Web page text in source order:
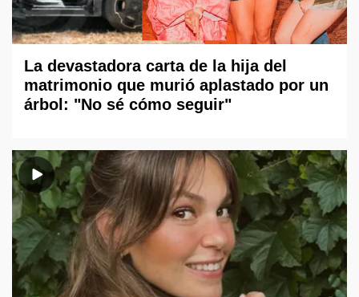
La devastadora carta de la hija del
matrimonio que murió aplastado por un
árbol: "No sé cómo seguir"